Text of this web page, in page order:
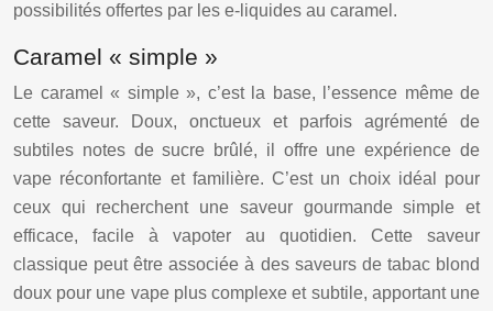
possibilités offertes par les e-liquides au caramel.
Caramel « simple »
Le caramel « simple », c’est la base, l’essence même de
cette saveur. Doux, onctueux et parfois agrémenté de
subtiles notes de sucre brûlé, il offre une expérience de
vape réconfortante et familière. C’est un choix idéal pour
ceux qui recherchent une saveur gourmande simple et
efficace, facile à vapoter au quotidien. Cette saveur
classique peut être associée à des saveurs de tabac blond
doux pour une vape plus complexe et subtile, apportant une